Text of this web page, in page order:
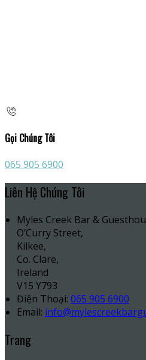
Gọi Chúng Tôi
065 905 6900
Liên Hệ Chúng Tôi
Myles Creek Bar &
O’Curry Street,
Kilkee,
Co. Clare,
Ireland
V15 Y793
Điện Thoại: 065 905 6900
Email:
Trang